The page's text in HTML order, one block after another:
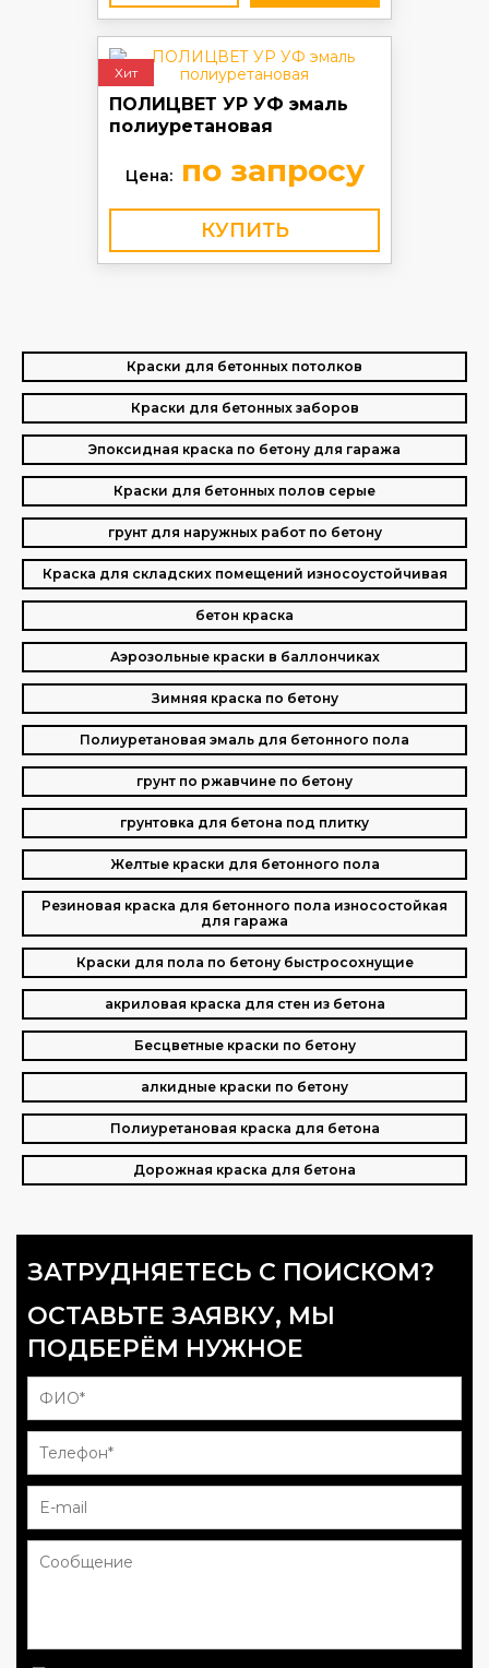
Хит
ПОЛИЦВЕТ УР УФ эмаль
полиуретановая
Цена:по запросу
КУПИТЬ
Краски для бетонных потолков
Краски для бетонных заборов
Эпоксидная краска по бетону для гаража
Краски для бетонных полов серые
грунт для наружных работ по бетону
Краска для складских помещений износоустойчивая
бетон краска
Аэрозольные краски в баллончиках
Зимняя краска по бетону
Полиуретановая эмаль для бетонного пола
грунт по ржавчине по бетону
грунтовка для бетона под плитку
Желтые краски для бетонного пола
Резиновая краска для бетонного пола износостойкая
для гаража
Краски для пола по бетону быстросохнущие
акриловая краска для стен из бетона
Бесцветные краски по бетону
алкидные краски по бетону
Полиуретановая краска для бетона
Дорожная краска для бетона
ЗАТРУДНЯЕТЕСЬ С ПОИСКОМ?
ОСТАВЬТЕ ЗАЯВКУ, МЫ
ПОДБЕРЁМ НУЖНОЕ